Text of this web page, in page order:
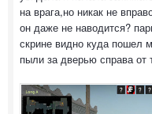
на врага,но никак не
он даже не наводится?
скрине видно куда пошел
пыли за дверью справа от